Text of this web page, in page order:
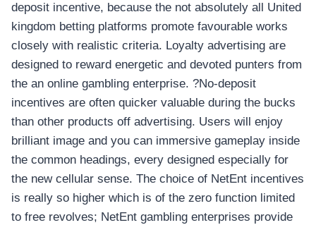
deposit incentive, because the not absolutely all United
kingdom betting platforms promote favourable works
closely with realistic criteria. Loyalty advertising are
designed to reward energetic and devoted punters from
the an online gambling enterprise. ?No-deposit
incentives are often quicker valuable during the bucks
than other products off advertising. Users will enjoy
brilliant image and you can immersive gameplay inside
the common headings, every designed especially for
the new cellular sense. The choice of NetEnt incentives
is really so higher which is of the zero function limited
to free revolves; NetEnt gambling enterprises provide